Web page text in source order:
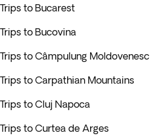
Trips to Bucarest
Trips to Bucovina
Trips to Câmpulung Moldovenesc
Trips to Carpathian Mountains
Trips to Cluj Napoca
Trips to Curtea de Arges